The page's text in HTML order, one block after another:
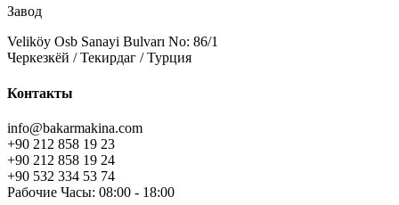
Завод
Veliköy Osb Sanayi Bulvarı No: 86/1
Черкезкёй / Текирдаг / Турция
Контакты
info@bakarmakina.com
+90 212 858 19 23
+90 212 858 19 24
+90 532 334 53 74
Рабочие Часы: 08:00 - 18:00